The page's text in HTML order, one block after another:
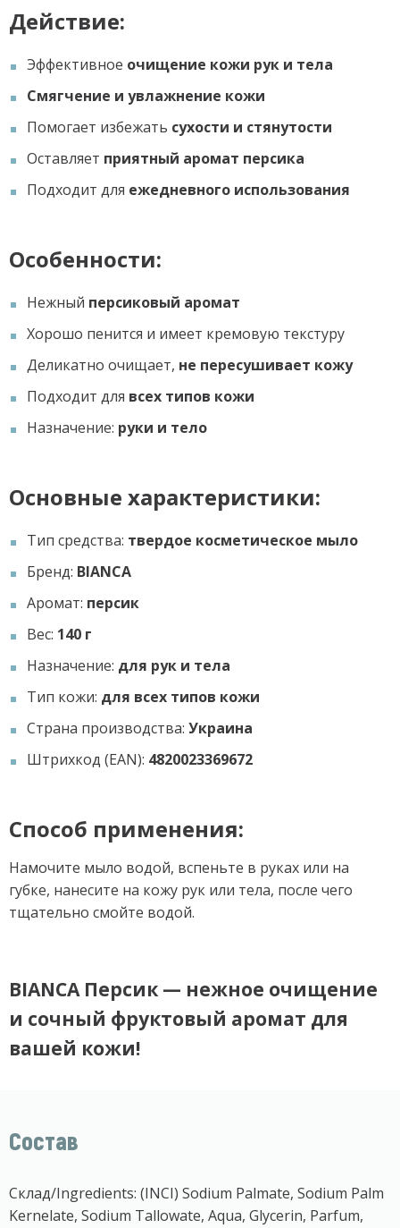
Действие:
Эффективное очищение кожи рук и тела
Смягчение и увлажнение кожи
Помогает избежать сухости и стянутости
Оставляет приятный аромат персика
Подходит для ежедневного использования
Особенности:
Нежный персиковый аромат
Хорошо пенится и имеет кремовую текстуру
Деликатно очищает, не пересушивает кожу
Подходит для всех типов кожи
Назначение: руки и тело
Основные характеристики:
Тип средства: твердое косметическое мыло
Бренд: BIANCA
Аромат: персик
Вес: 140 г
Назначение: для рук и тела
Тип кожи: для всех типов кожи
Страна производства: Украина
Штрихкод (EAN): 4820023369672
Способ применения:
Намочите мыло водой, вспеньте в руках или на
губке, нанесите на кожу рук или тела, после чего
тщательно смойте водой.
BIANCA Персик — нежное очищение
и сочный фруктовый аромат для
вашей кожи!
Состав
Склад/Ingredients: (INCI) Sodium Palmate, Sodium Palm
Kernelate, Sodium Tallowate, Aqua, Glycerin, Parfum,